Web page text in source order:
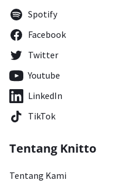
Spotify
Facebook
Twitter
Youtube
LinkedIn
TikTok
Tentang Knitto
Tentang Kami